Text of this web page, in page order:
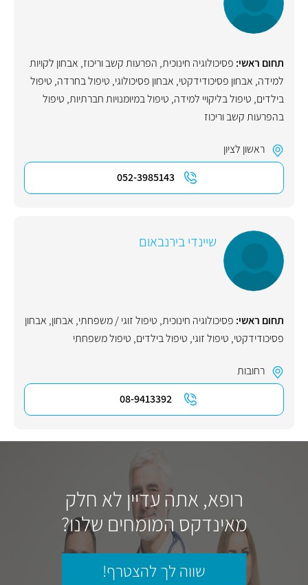
תחום ראשי: פסיכולוגיה חינוכית, הפרעות קשב וריכוז, אבחון לקויות
למידה, אבחון פסיכודידקטי, אבחון פסיכולוגי, טיפול בחרדה, טיפול
בילדים, טיפול בליקויי למידה, טיפול במיומנויות חברתיות, טיפול
בהפרעות קשב וריכוז
ראשון לציון
052-3985143
שיינדי בירנבאום
תחום ראשי: פסיכולוגיה חינוכית, טיפול זוגי / משפחתי, אבחון, אבחון
פסיכודידקטי, טיפול זוגי, טיפול בילדים, טיפול משפחתי
רחובות
08-9413392
רופא, אתה עדיין לא חלק
מאינדקס המומחים שלנו?
שווה לך להצטרף!